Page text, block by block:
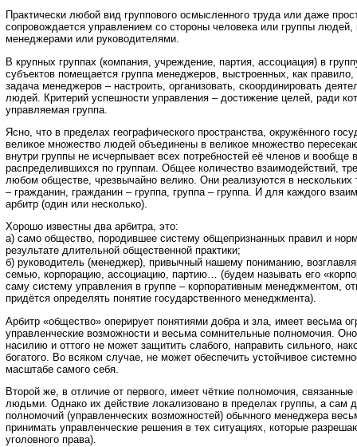
Практически любой вид группового осмысленного труда или даже
сопровождается управлением со стороны человека или группы людей,
менеджерами или руководителями.
В крупных группах (компания, учреждение, партия, ассоциация) в
субъектов помещается группа менеджеров, выстроенных, как
задача менеджеров – настроить, организовать, скоординировать
людей. Критерий успешности управления – достижение целей, ради
управляемая группа.
Ясно, что в пределах географического пространства, окружённого
великое множество людей объединены в великое множество
внутри группы не исчерпывает всех потребностей её членов и вообще
распределившихся по группам. Общее количество взаимодействий,
любом обществе, чрезвычайно велико. Они реализуются в
– гражданин, гражданин – группа, группа – группа. И для каждого
арбитр (один или несколько).
Хорошо известны два арбитра, это:
а) само общество, породившее систему общепризнанных правил и
результате длительной общественной практики;
б) руководитель (менеджер), привычный нашему пониманию,
семью, корпорацию, ассоциацию, партию… (будем называть его
саму систему управления в группе – корпоративным менеджментом,
придётся определять понятие государственного менеджмента).
Арбитр «общество» оперирует понятиями добра и зла, имеет весьма
управленческие возможности и весьма сомнительные полномочия. Оно
насилию и оттого не может защитить слабого, направить сильного,
богатого. Во всяком случае, не может обеспечить устойчивое
масштабе самого себя.
Второй же, в отличие от первого, имеет чёткие полномочия,
людьми. Однако их действие локализовано в пределах группы, а сам
полномочий (управленческих возможностей) обычного менеджера
принимать управленческие решения в тех ситуациях, которые
уголовного права).